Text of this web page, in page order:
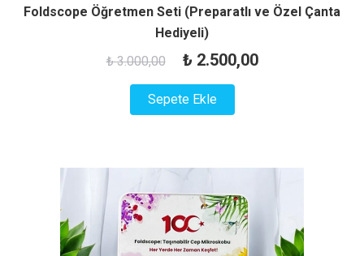
Foldscope Öğretmen Seti (Preparatlı ve Özel Çanta
Hediyeli)
₺3.000,00
Orijinal
fiyat:
₺ 3.000,00.
₺ 2.500,00Şu
Sepete Ekle